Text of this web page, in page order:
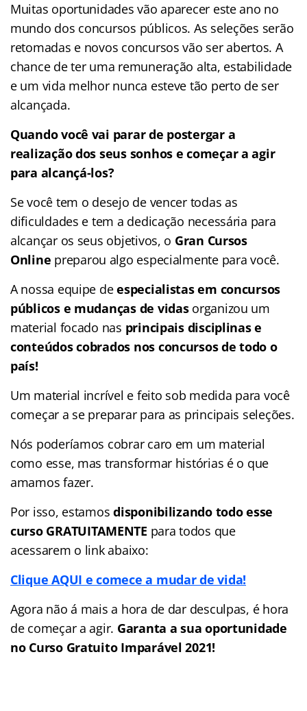
Muitas oportunidades vão aparecer este ano no
mundo dos concursos públicos. As seleções serão
retomadas e novos concursos vão ser abertos. A
chance de ter uma remuneração alta, estabilidade
e um vida melhor nunca esteve tão perto de ser
alcançada.
Quando você vai parar de postergar a
realização dos seus sonhos e começar a agir
para alcançá-los?
Se você tem o desejo de vencer todas as
dificuldades e tem a dedicação necessária para
alcançar os seus objetivos, o Gran Cursos
Online preparou algo especialmente para você.
A nossa equipe deespecialistas em concursos
públicos e mudanças de vidasorganizou um
material focado nas principais disciplinas e
conteúdos cobrados nos concursos de todo o
país!
Um material incrível e feito sob medida para você
começar a se preparar para as principais seleções.
Nós poderíamos cobrar caro em um material
como esse, mas transformar histórias é o que
amamos fazer.
Por isso, estamos disponibilizando todo esse
curso GRATUITAMENTE para todos que
acessarem o link abaixo:
Clique AQUI e comece a mudar de vida!
Agora não á mais a hora de dar desculpas, é hora
de começar a agir. Garanta a sua oportunidade
no Curso Gratuito Imparável 2021!